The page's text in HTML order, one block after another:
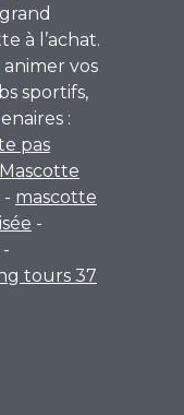
à l’achat.
vos
sportifs,
:
pas
Mascotte
- mascotte
-
-
tours 37